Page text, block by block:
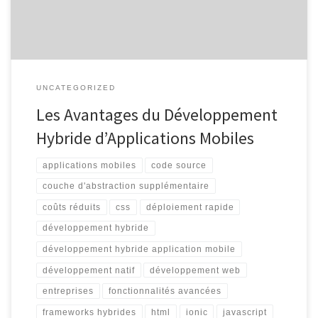
UNCATEGORIZED
Les Avantages du Développement
Hybride d’Applications Mobiles
applications mobiles code source
couche d'abstraction supplémentaire
coûts réduits css déploiement rapide
développement hybride
développement hybride application mobile
développement natif développement web
entreprises fonctionnalités avancées
frameworks hybrides html ionic javascript